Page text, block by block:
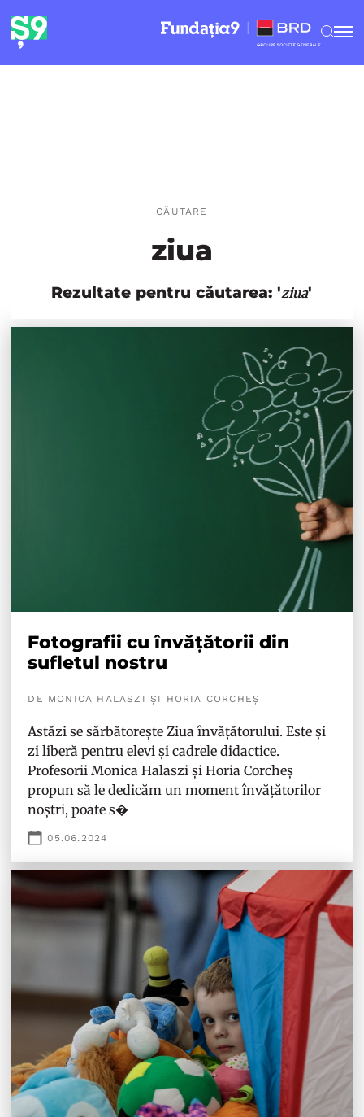
CĂUTARE
ziua
Rezultate pentru căutarea: 'ziua'
Fotografii cu învățătorii din
sufletul nostru
DE MONICA HALASZI ȘI HORIA CORCHEȘ
Astăzi se sărbătorește Ziua învățătorului. Este și
zi liberă pentru elevi și cadrele didactice.
Profesorii Monica Halaszi și Horia Corcheș
propun să le dedicăm un moment învățătorilor
noștri, poate s�
05.06.2024